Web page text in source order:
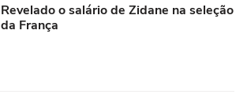
Revelado o salário de Zidane na seleção
da França